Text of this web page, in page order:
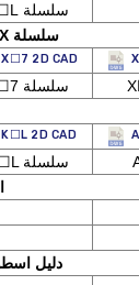
A☐L سلسلة
اسطوانة الهواء المضغوط: X سلسلة
X☐7 2D CAD
X☐7 سلسلة
K☐L 2D CAD
K☐L سلسلة
دليل